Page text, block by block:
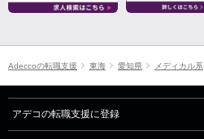
Adeccoの転職支援 東海 愛知県 メディカル系
アデコの転職支援に登録